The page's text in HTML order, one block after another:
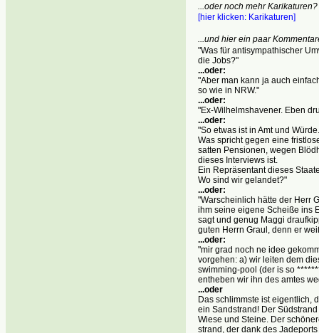
...oder noch mehr Karikaturen?
[hier klicken: Karikaturen]
...und hier ein paar
"Was für antisympathischer
die Jobs?"
...oder:
"Aber man kann ja auch
so wie in NRW."
...oder:
"Ex-Wilhelmshavener. Eben
...oder:
"So etwas ist in Amt und Würde.
Was spricht gegen eine
satten Pensionen, wegen
dieses Interviews ist.
Ein Repräsentant dieses
Wo sind wir gelandet?"
...oder:
"Warscheinlich hätte der Herr
ihm seine eigene Scheiße ins
sagt und genug Maggi
guten Herrn Graul, denn er
...oder:
"mir grad noch ne idee
vorgehen: a) wir leiten dem
swimming-pool (der is so
entheben wir ihn des amtes
...oder
Das schlimmste ist eigentlich,
ein Sandstrand! Der
Wiese und Steine. Der
strand, der dank des